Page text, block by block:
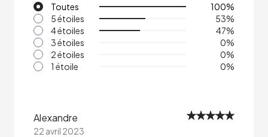
Toutes
100%
5 étoiles
53%
4 étoiles
47%
3 étoiles
0%
2 étoiles
0%
1 étoile
0%
Alexandre
22 avril 2023